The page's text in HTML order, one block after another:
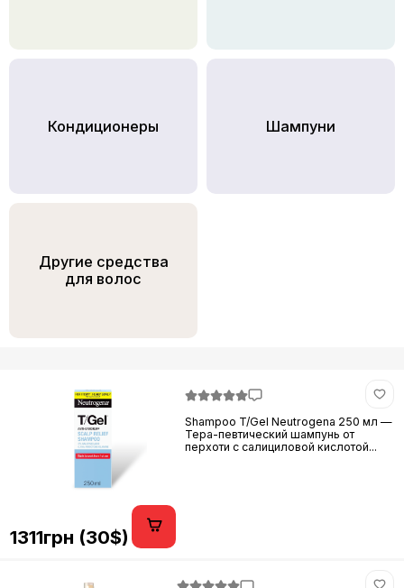
Кондициoнеры Шампуни
Другие средства
для волос
Shampoo T/Gel Neutrogena 250 мл —
Тера-певтический шампунь от
перхоти с салициловой кислотой...
1311грн (30$)